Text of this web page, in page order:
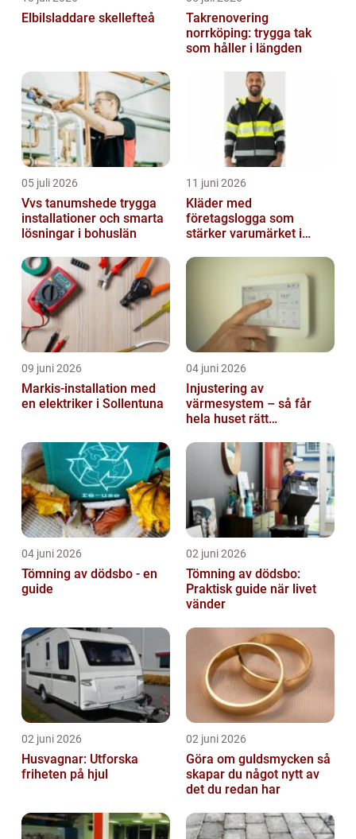
Elbilsladdare skellefteå
Takrenovering
norrköping: trygga tak
som håller i längden
05 juli 2026
Vvs tanumshede trygga
installationer och smarta
lösningar i bohuslän
11 juni 2026
Kläder med
företagslogga som
stärker varumärket i
09 juni 2026
Markis-installation med
en elektriker i Sollentuna
04 juni 2026
Injustering av
värmesystem – så får
hela huset rätt
04 juni 2026
Tömning av dödsbo - en
guide
02 juni 2026
Tömning av dödsbo:
Praktisk guide när livet
vänder
02 juni 2026
Husvagnar: Utforska
friheten på hjul
02 juni 2026
Göra om guldsmycken så
skapar du något nytt av
det du redan har